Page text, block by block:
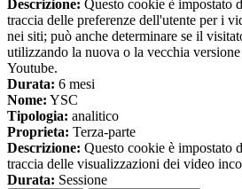
Descrizione: Questo cookie è impostato
traccia delle preferenze dell'utente per i
nei siti; può anche determinare se il
utilizzando la nuova o la vecchia
Youtube.
Durata: 6 mesi
Nome: YSC
Tipologia: analitico
Proprieta: Terza-parte
Descrizione: Questo cookie è impostato
traccia delle visualizzazioni dei video
Durata: Sessione